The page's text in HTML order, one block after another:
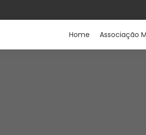
Home Associação